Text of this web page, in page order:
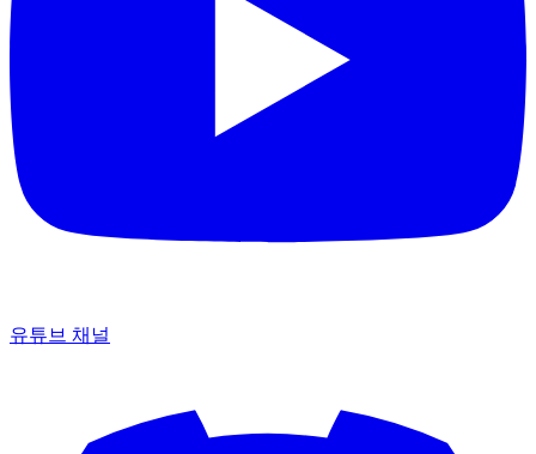
유튜브 채널